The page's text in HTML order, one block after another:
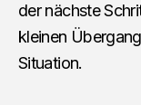
der nächste
kleinen
Situation.